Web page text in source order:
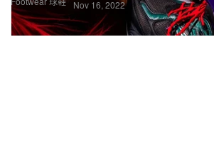
Nov 16, 2022